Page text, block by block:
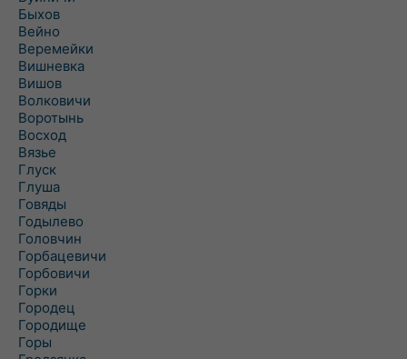
Быхов
Вейно
Веремейки
Вишневка
Вишов
Волковичи
Воротынь
Восход
Вязье
Глуск
Глуша
Говяды
Годылево
Головчин
Горбацевичи
Горбовичи
Горки
Городец
Городище
Горы